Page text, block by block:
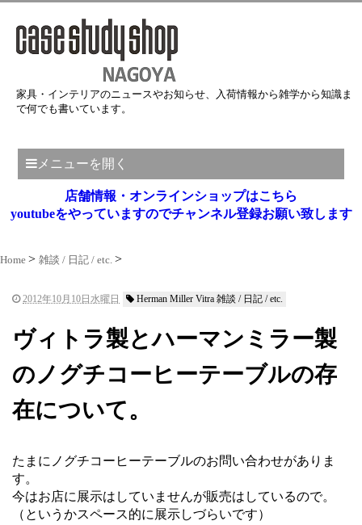
家具・インテリアのニュースやお知らせ、入荷情報から雑学から知識ま
で何でも書いています。
メニューを開く
店舗情報・オンラインショップはこちら
youtubeをやっていますのでチャンネル登録お願い致します
Home 雑談 / 日記 / etc.
2012年10月10日水曜日 Herman Miller Vitra 雑談 / 日記 / etc.
ヴィトラ製とハーマンミラー製
のノグチコーヒーテーブルの存
在について。
たまにノグチコーヒーテーブルのお問い合わせがありま
す。
今はお店に展示はしていませんが販売はしているので。
（というかスペース的に展示しづらいです）